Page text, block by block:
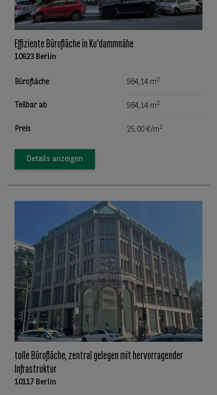
Effiziente Bürofläche in Ku'dammnähe
10623 Berlin
Bürofläche 984,14 m2
Teilbar ab 984,14 m2
Preis 25,00 €/m2
Details anzeigen
tolle Bürofläche, zentral gelegen mit hervorragender
Infrastruktur
10117 Berlin